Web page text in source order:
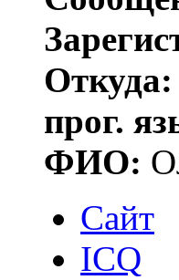
Откуда:
прог.
ФИО:
Сайт
ICQ